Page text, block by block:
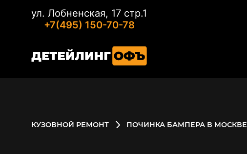
ул. Лобненская, 17 стр.1
+7(495) 150-70-78
КУЗОВНОЙ РЕМОНТ ПОЧИНКА БАМПЕРА В МОСКВЕ